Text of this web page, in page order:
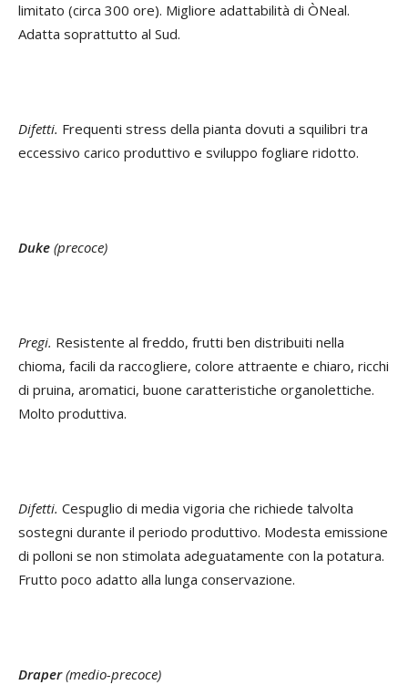
limitato (circa 300 ore). Migliore adattabilità di ÒNeal.
Adatta soprattutto al Sud.
Difetti. Frequenti stress della pianta dovuti a squilibri tra
eccessivo carico produttivo e sviluppo fogliare ridotto.
Duke (precoce)
Pregi. Resistente al freddo, frutti ben distribuiti nella
chioma, facili da raccogliere, colore attraente e chiaro, ricchi
di pruina, aromatici, buone caratteristiche organolettiche.
Molto produttiva.
Difetti. Cespuglio di media vigoria che richiede talvolta
sostegni durante il periodo produttivo. Modesta emissione
di polloni se non stimolata adeguatamente con la potatura.
Frutto poco adatto alla lunga conservazione.
Draper (medio-precoce)